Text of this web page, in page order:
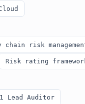
chain risk
Risk rating
Lead Auditor